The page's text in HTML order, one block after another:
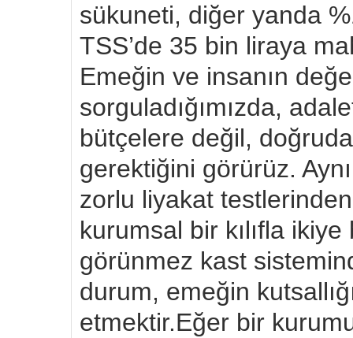
sükuneti, diğer yanda
TSS’de 35 bin liraya
Emeğin ve insanın
sorguladığımızda,
bütçelere değil,
gerektiğini görürüz.
zorlu liyakat
kurumsal bir kılıfla
görünmez kast
durum, emeğin
etmektir. ​Eğer bir